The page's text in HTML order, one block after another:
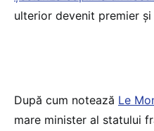
ulterior devenit premier și
După cum notează Le
mare minister al statului